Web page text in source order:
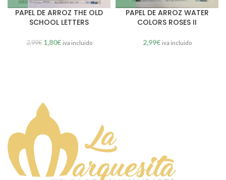
PAPEL DE ARROZ THE OLD
SCHOOL LETTERS
2,99€ 1,80€ iva incluido
PAPEL DE ARROZ WATER
COLORS ROSES II
2,99€ iva incluido